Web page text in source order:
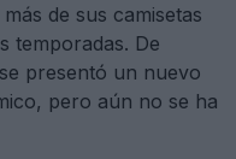
de sus camisetas
temporadas. De
presentó un nuevo
pero aún no se ha